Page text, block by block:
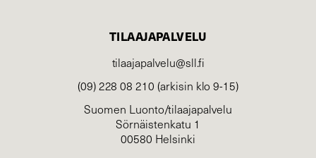
TILAAJAPALVELU
tilaajapalvelu@sll.fi
(09) 228 08 210 (arkisin klo 9-15)
Suomen Luonto/tilaajapalvelu
Sörnäistenkatu 1
00580 Helsinki